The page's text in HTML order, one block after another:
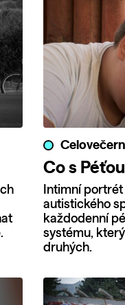
Co s
Intimní
autistického
každodenní
systému,
druhých.